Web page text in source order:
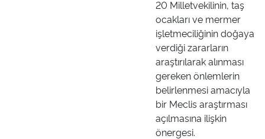
20 Milletvekilinin, taş
ocakları ve mermer
işletmeciliğinin doğaya
verdiği zararların
araştırılarak alınması
gereken önlemlerin
belirlenmesi amacıyla
bir Meclis araştırması
açılmasına ilişkin
önergesi.